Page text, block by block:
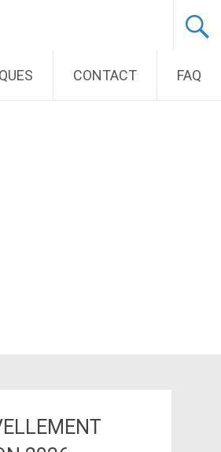
CONTACT FAQ